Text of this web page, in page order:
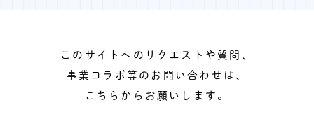
メディア掲載
このサイトへのリクエストや質問、
事業コラボ等のお問い合わせは、
こちらからお願いします。